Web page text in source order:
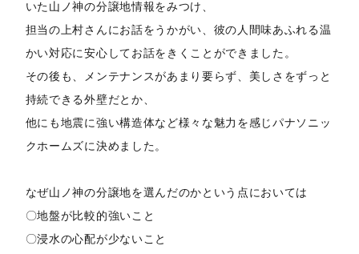
いた山ノ神の分譲地情報をみつけ、
担当の上村さんにお話をうかがい、彼の人間味あふれる温
かい対応に安心してお話をきくことができました。
その後も、メンテナンスがあまり要らず、美しさをずっと
持続できる外壁だとか、
他にも地震に強い構造体など様々な魅力を感じパナソニッ
クホームズに決めました。
なぜ山ノ神の分譲地を選んだのかという点においては
〇地盤が比較的強いこと
〇浸水の心配が少ないこと